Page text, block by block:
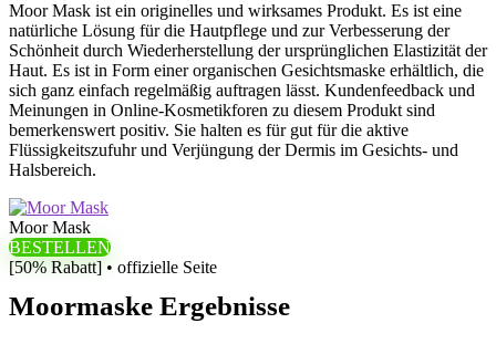
Moor Mask ist ein originelles und wirksames Produkt. Es ist eine
natürliche Lösung für die Hautpflege und zur Verbesserung der
Schönheit durch Wiederherstellung der ursprünglichen Elastizität der
Haut. Es ist in Form einer organischen Gesichtsmaske erhältlich, die
sich ganz einfach regelmäßig auftragen lässt. Kundenfeedback und
Meinungen in Online-Kosmetikforen zu diesem Produkt sind
bemerkenswert positiv. Sie halten es für gut für die aktive
Flüssigkeitszufuhr und Verjüngung der Dermis im Gesichts- und
Halsbereich.
Moor Mask
BESTELLEN
[50% Rabatt] • offizielle Seite
Moormaske Ergebnisse